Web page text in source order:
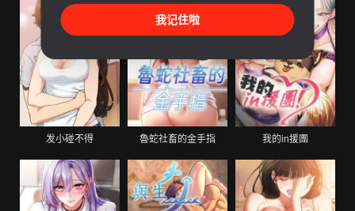
发小碰不得 魯蛇社畜的金手指 我的in援團
我记住啦